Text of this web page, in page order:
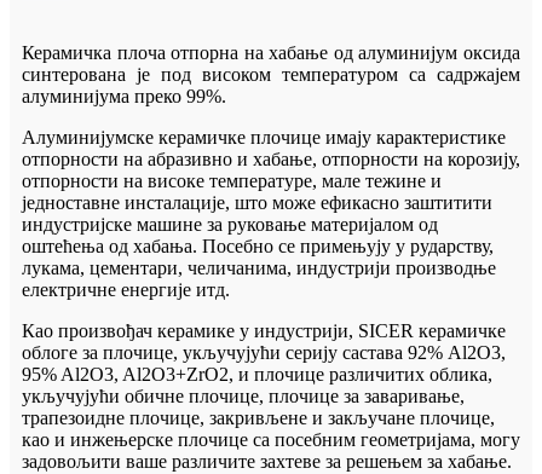
Керамичка плоча отпорна на хабање од алуминијум оксида
синтерована је под високом температуром са садржајем
алуминијума преко 99%.
Алуминијумске керамичке плочице имају карактеристике
отпорности на абразивно и хабање, отпорности на корозију,
отпорности на високе температуре, мале тежине и
једноставне инсталације, што може ефикасно заштитити
индустријске машине за руковање материјалом од
оштећења од хабања. Посебно се примењују у рударству,
лукама, цементари, челичанима, индустрији производње
електричне енергије итд.
Као произвођач керамике у индустрији, SICER керамичке
облоге за плочице, укључујући серију састава 92% Al2O3,
95% Al2O3, Al2O3+ZrO2, и плочице различитих облика,
укључујући обичне плочице, плочице за заваривање,
трапезоидне плочице, закривљене и закључане плочице,
као и инжењерске плочице са посебним геометријама, могу
задовољити ваше различите захтеве за решењем за хабање.